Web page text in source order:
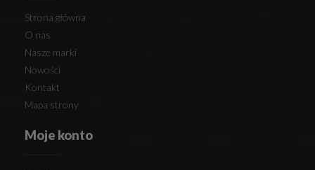
Strona główna
O nas
Nasze marki
Nowości
Kontakt
Mapa strony
Moje konto